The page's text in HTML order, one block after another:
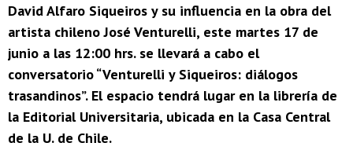
David Alfaro Siqueiros y su influencia en la obra del
artista chileno José Venturelli, este martes 17 de
junio a las 12:00 hrs. se llevará a cabo el
conversatorio “Venturelli y Siqueiros: diálogos
trasandinos”. El espacio tendrá lugar en la librería de
la Editorial Universitaria, ubicada en la Casa Central
de la U. de Chile.